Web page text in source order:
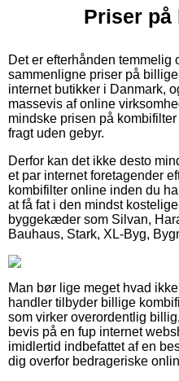
Priser
Det er efterhånden temmelig
sammenligne priser på
internet butikker i Danmark,
massevis af online
mindske prisen på
fragt uden gebyr.
Derfor kan det ikke desto
et par internet foretagender
kombifilter online inden du
at få fat i den mindst
byggekæder som Silvan,
Bauhaus, Stark, XL-Byg,
Man bør lige meget hvad
handler tilbyder billige
som virker overordentlig
bevis på en fup internet
imidlertid indbefattet af en
dig overfor bedrageriske